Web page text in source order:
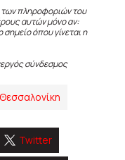
των πληροφοριών του
αυτών μόνο αν:
σημείο όπου γίνεται η
σύνδεσμος
Θεσσαλονίκη
Twitter